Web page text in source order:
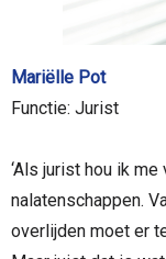
Mariëlle Pot
Functie: Jurist
‘Als jurist hou ik
nalatenschappen.
overlijden moet er